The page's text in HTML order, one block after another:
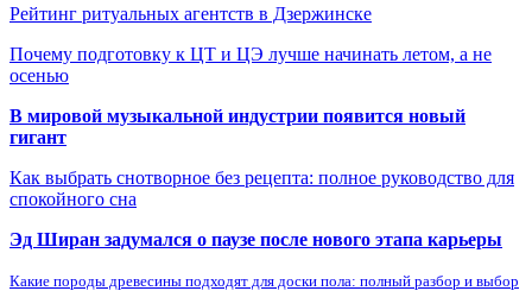
Рейтинг ритуальных агентств в Дзержинске
Почему подготовку к ЦТ и ЦЭ лучше начинать летом, а не
осенью
В мировой музыкальной индустрии появится новый
гигант
Как выбрать снотворное без рецепта: полное руководство для
спокойного сна
Эд Ширан задумался о паузе после нового этапа карьеры
Какие породы древесины подходят для доски пола: полный разбор и выбор